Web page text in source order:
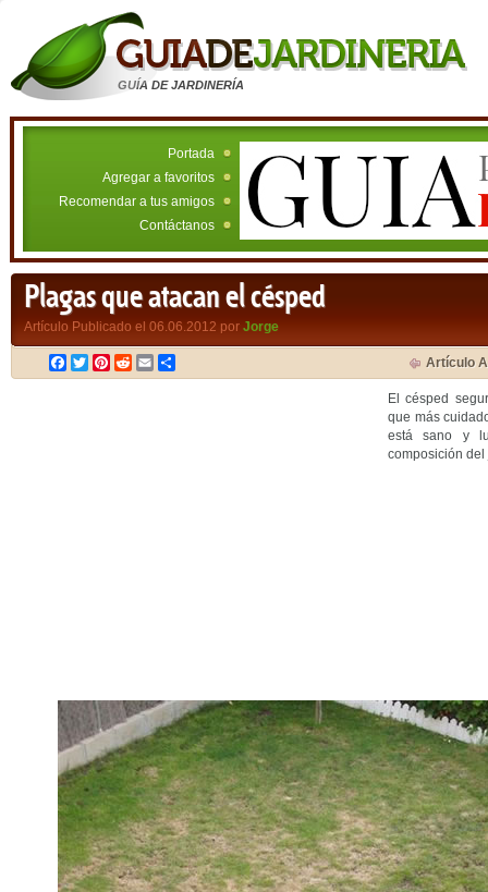
GUÍA DE JARDINERÍA
Portada
Agregar a favoritos
Recomendar a tus amigos
Contáctanos
Plagas que atacan el césped
Artículo Publicado el 06.06.2012 por Jorge
Facebook
TwitterPinterest
RedditEmail Artículo
El césped
que más
está sano y
composición del